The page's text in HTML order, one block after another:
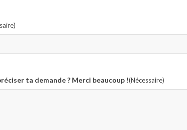
ta demande ? Merci beaucoup !(Nécessaire)